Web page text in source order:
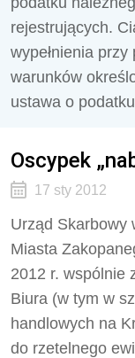
rejestrujących.
wypełnienia
warunków
ustawa o
Oscypek
17 sty 2012
Urząd Skarbowy
Miasta
2012 r. wspólnie
Biura (w tym w
handlowych na
do rzetelnego